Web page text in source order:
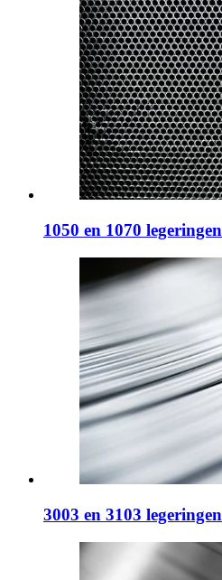
1050 en 1070 legeringen
3003 en 3103 legeringen